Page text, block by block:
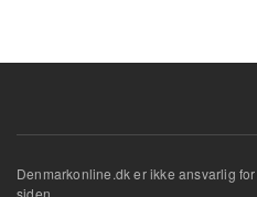
Denmarkonline.dk er ikke ansvarlig
siden.